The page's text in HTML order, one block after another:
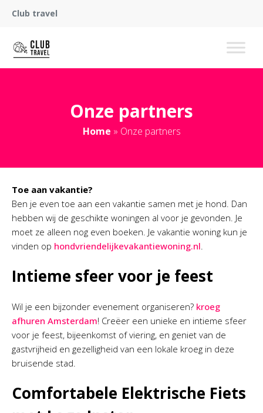
Club travel
Onze partners
Home » Onze partners
Toe aan vakantie?
Ben je even toe aan een vakantie samen met je hond. Dan
hebben wij de geschikte woningen al voor je gevonden. Je
moet ze alleen nog even boeken. Je vakantie woning kun je
vinden op hondvriendelijkevakantiewoning.nl.
Intieme sfeer voor je feest
Wil je een bijzonder evenement organiseren? kroeg
afhuren Amsterdam! Creëer een unieke en intieme sfeer
voor je feest, bijeenkomst of viering, en geniet van de
gastvrijheid en gezelligheid van een lokale kroeg in deze
bruisende stad.
Comfortabele Elektrische Fiets